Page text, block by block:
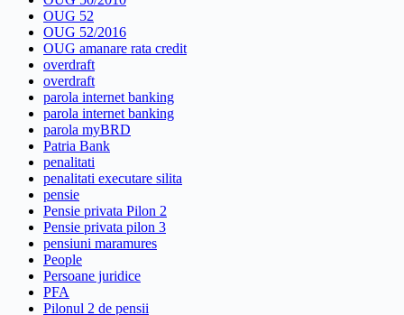
OUG 52
OUG 52/2016
OUG amanare rata credit
overdraft
overdraft
parola internet banking
parola internet banking
parola myBRD
Patria Bank
penalitati
penalitati executare silita
pensie
Pensie privata Pilon 2
Pensie privata pilon 3
pensiuni maramures
People
Persoane juridice
PFA
Pilonul 2 de pensii